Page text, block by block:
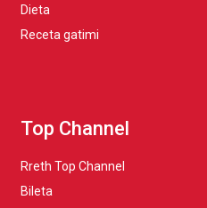
Dieta
Receta gatimi
Top Channel
Rreth Top Channel
Bileta